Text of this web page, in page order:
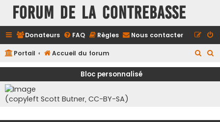
FORUM DE LA CONTREBASSE
Donateurs FAQ Règles Nous contacter
Portail Accueil du forum
e
e
Bloc personnalisé
(copyleft Scott Butner, CC-BY-SA)